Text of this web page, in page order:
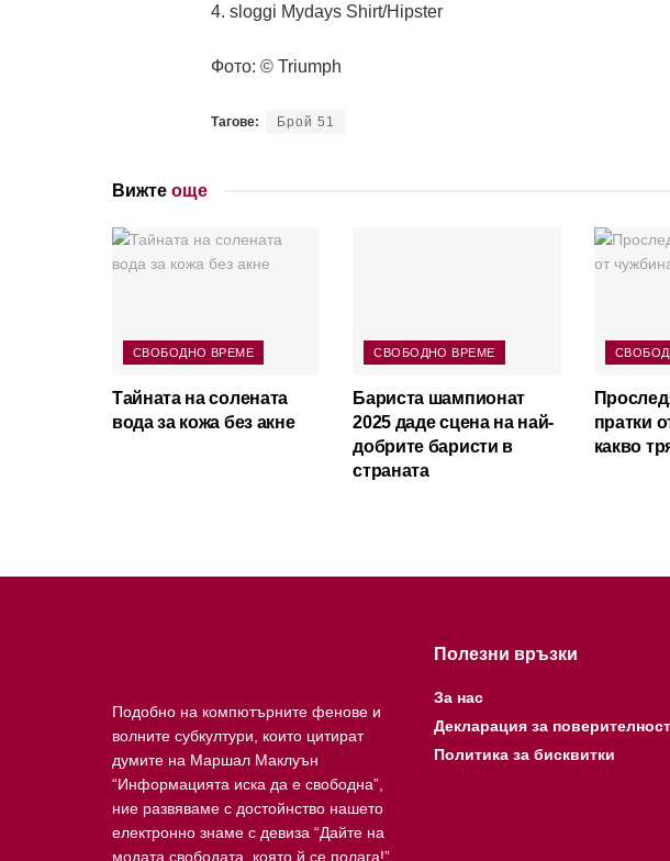
4. sloggi Mydays Shirt/Hipster
Фото: © Triumph
Тагове: Брой 51
Вижте още
СВОБОДНО ВРЕМЕ
Тайната на солената
вода за кожа без акне
СВОБОДНО ВРЕМЕ
Бариста шампионат
2025 даде сцена на най-
добрите баристи в
страната
пратки
какво
Подобно на компютърните фенове и
волните субкултури, които цитират
думите на Маршал Маклуън
“Информацията иска да е свободна”,
ние развяваме с достойнство нашето
електронно знаме с девиза “Дайте на
модата свободата, която й се полага!”.
Полезни връзки
За нас
Декларация за поверителност
Политика за бисквитки